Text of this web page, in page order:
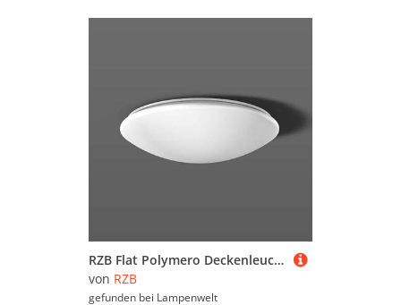
RZB Flat Polymero Deckenleuchte DALI 21W 36cm 840
von RZB
gefunden bei Lampenwelt